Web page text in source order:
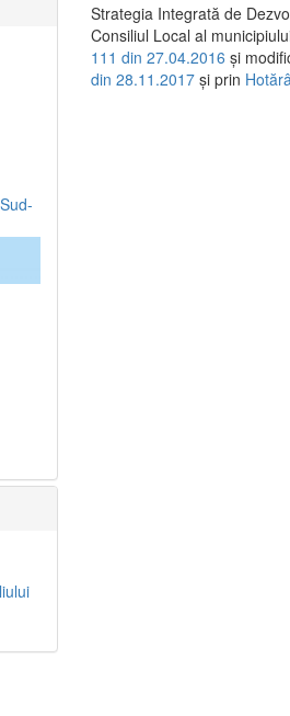
Strategia Integrată de
Consiliul Local al
111 din 27.04.2016 și
din 28.11.2017 și prin